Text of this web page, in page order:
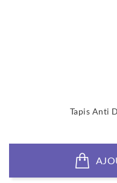
Tapis Anti